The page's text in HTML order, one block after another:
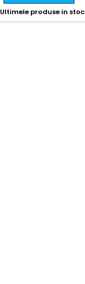
Ultimele produse in stoc